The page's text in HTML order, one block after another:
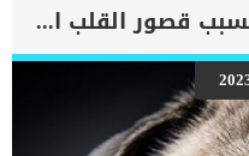
اهم علامات وفاة الكلب بسبب قصور القلب الاحتقانى